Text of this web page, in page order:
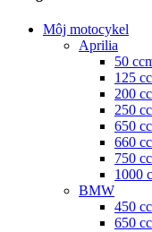
Môj motocykel
Aprilia
50
125
200
250
650
660
750
1000
BMW
450
650